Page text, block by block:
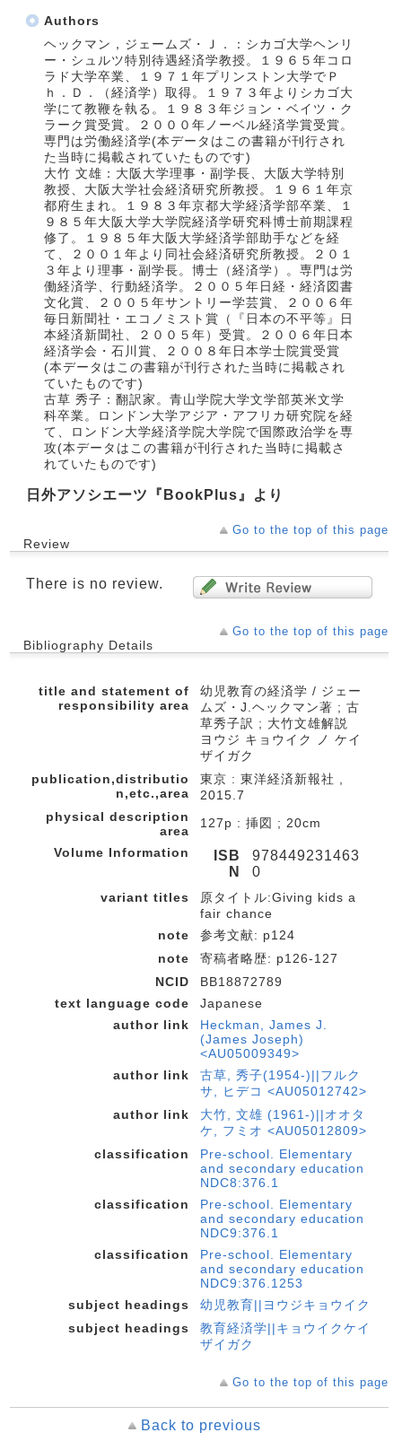
Authors
ヘックマン，ジェームズ・Ｊ．：シカゴ大学ヘンリ
ー・シュルツ特別待遇経済学教授。１９６５年コロ
ラド大学卒業、１９７１年プリンストン大学でＰ
ｈ．Ｄ．（経済学）取得。１９７３年よりシカゴ大
学にて教鞭を執る。１９８３年ジョン・ベイツ・ク
ラーク賞受賞。２０００年ノーベル経済学賞受賞。
専門は労働経済学(本データはこの書籍が刊行され
た当時に掲載されていたものです)
大竹 文雄：大阪大学理事・副学長、大阪大学特別
教授、大阪大学社会経済研究所教授。１９６１年京
都府生まれ。１９８３年京都大学経済学部卒業、１
９８５年大阪大学大学院経済学研究科博士前期課程
修了。１９８５年大阪大学経済学部助手などを経
て、２００１年より同社会経済研究所教授。２０１
３年より理事・副学長。博士（経済学）。専門は労
働経済学、行動経済学。２００５年日経・経済図書
文化賞、２００５年サントリー学芸賞、２００６年
毎日新聞社・エコノミスト賞（『日本の不平等』日
本経済新聞社、２００５年）受賞。２００６年日本
経済学会・石川賞、２００８年日本学士院賞受賞
(本データはこの書籍が刊行された当時に掲載され
ていたものです)
古草 秀子：翻訳家。青山学院大学文学部英米文学
科卒業。ロンドン大学アジア・アフリカ研究院を経
て、ロンドン大学経済学院大学院で国際政治学を専
攻(本データはこの書籍が刊行された当時に掲載さ
れていたものです)
日外アソシエーツ『BookPlus』より
Go to the top of this page
Review
There is no review.
Go to the top of this page
Bibliography Details
title and statement of
responsibility area
幼児教育の経済学 / ジェー
ムズ・J.ヘックマン著 ; 古
草秀子訳 ; 大竹文雄解説
ヨウジ キョウイク ノ ケイ
ザイガク
publication,distributio
n,etc.,area
東京 : 東洋経済新報社 ,
2015.7
physical description
area
127p : 挿図 ; 20cm
Volume Information
ISB
N
978449231463
0
variant titles
原タイトル:Giving kids a
fair chance
note
参考文献: p124
note
寄稿者略歴: p126-127
NCID
BB18872789
text language code
Japanese
author link
Heckman, James J.
(James Joseph)
<AU05009349>
author link
古草, 秀子(1954-)||フルク
サ, ヒデコ <AU05012742>
author link
大竹, 文雄 (1961-)||オオタ
ケ, フミオ <AU05012809>
classification
Pre-school. Elementary
and secondary education
NDC8:376.1
classification
Pre-school. Elementary
and secondary education
NDC9:376.1
classification
Pre-school. Elementary
and secondary education
NDC9:376.1253
subject headings
幼児教育||ヨウジキョウイク
subject headings
教育経済学||キョウイクケイ
ザイガク
Go to the top of this page
Back to previous